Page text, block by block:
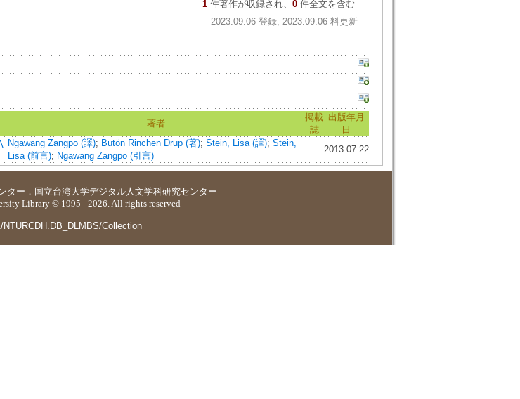
1 件著作が収録され、 0件全文を含む
2023.09.06 登録, 2023.09.06 料更新
著者
掲載
誌
出版年月
日
Ngawang Zangpo (譯); Butön Rinchen Drup (著); Stein, Lisa (譯); Stein,
Lisa (前言); Ngawang Zangpo (引言)
2013.07.22
ター ． 国立台湾大学デジタル人文学科研究センター
Library © 1995 - 2026. All rights reserved
NTURCDH.DB_DLMBS/Collection